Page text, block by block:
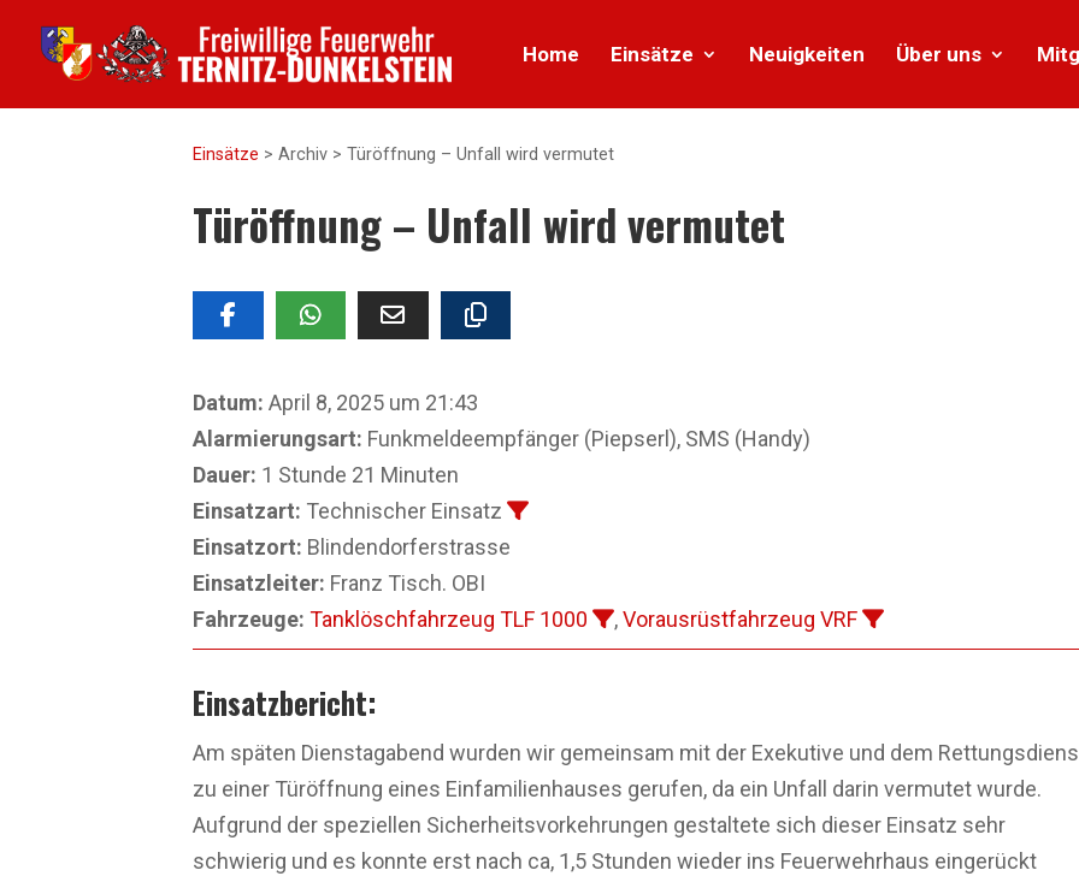
Home Einsätze Neuigkeiten Über uns
Einsätze > Archiv > Türöffnung – Unfall wird vermutet
Türöffnung – Unfall wird vermutet
Datum: April 8, 2025 um 21:43
Alarmierungsart: Funkmeldeempfänger (Piepserl), SMS (Handy)
Dauer: 1 Stunde 21 Minuten
Einsatzart: Technischer Einsatz
Einsatzort: Blindendorferstrasse
Einsatzleiter: Franz Tisch. OBI
Fahrzeuge: Tanklöschfahrzeug TLF 1000 ,Vorausrüstfahrzeug VRF
Einsatzbericht:
Am späten Dienstagabend wurden wir gemeinsam mit der Exekutive und dem
zu einer Türöffnung eines Einfamilienhauses gerufen, da ein Unfall darin vermutet wurde.
Aufgrund der speziellen Sicherheitsvorkehrungen gestaltete sich dieser Einsatz sehr
schwierig und es konnte erst nach ca, 1,5 Stunden wieder ins Feuerwehrhaus eingerückt